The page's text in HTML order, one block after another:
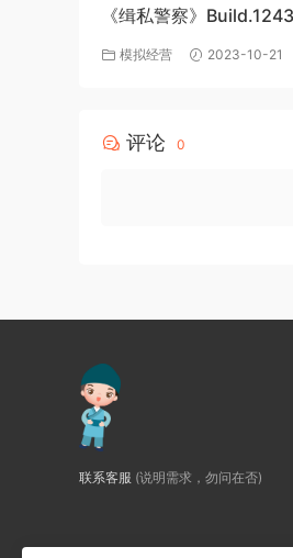
《缉私警察》
DLC-官方中文-免费下载
模拟经营 2023-10-21
评论 0
联系客服 (说明需求，勿问在否)